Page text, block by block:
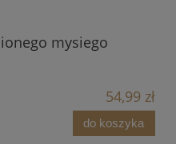
mysiego
54,99 zł
do koszyka